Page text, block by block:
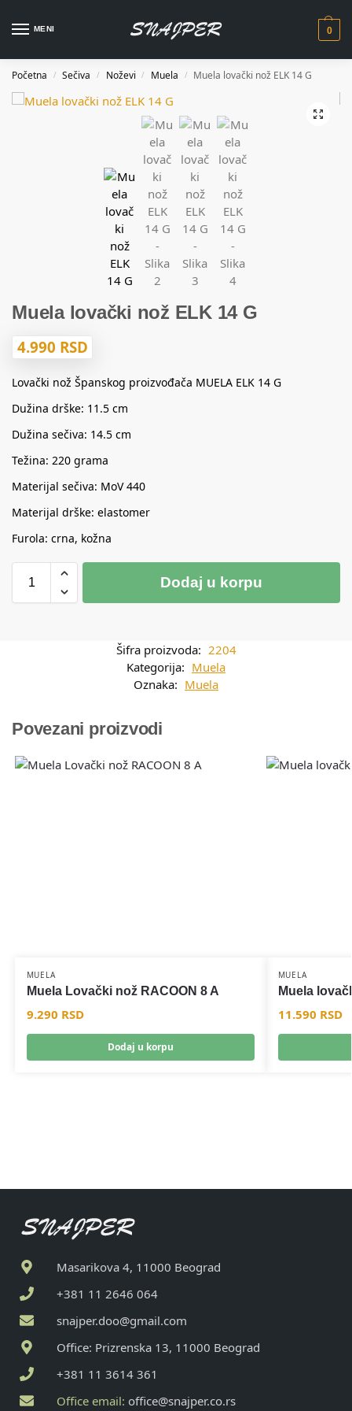
MENI 0
Početna / Sečiva / Noževi / Muela / Muela lovački nož ELK 14 G
Muela lovački nož ELK 14 G
4.990 RSD
Lovački nož Španskog proizvođača MUELA ELK 14 G
Dužina drške: 11.5 cm
Dužina sečiva: 14.5 cm
Težina: 220 grama
Materijal sečiva: MoV 440
Materijal drške: elastomer
Furola: crna, kožna
Dodaj u korpu
Šifra proizvoda: 2204
Kategorija: Muela
Oznaka: Muela
Povezani proizvodi
MUELA
Muela Lovački nož RACOON 8 A
9.290 RSD
Dodaj u korpu
MUELA
Muela
11.590 RSD
Masarikova 4, 11000 Beograd
+381 11 2646 064
snajper.doo@gmail.com
Office: Prizrenska 13, 11000 Beograd
+381 11 3614 361
Office email: office@snajper.co.rs